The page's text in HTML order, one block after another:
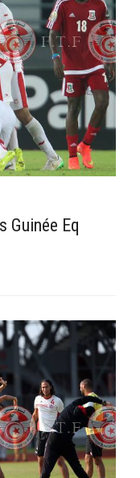
Guinée Eq